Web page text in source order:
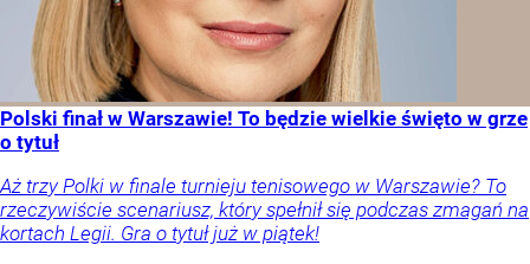
Polski finał w Warszawie! To będzie wielkie święto w grze
o tytuł
Aż trzy Polki w finale turnieju tenisowego w Warszawie? To
rzeczywiście scenariusz, który spełnił się podczas zmagań na
kortach Legii. Gra o tytuł już w piątek!